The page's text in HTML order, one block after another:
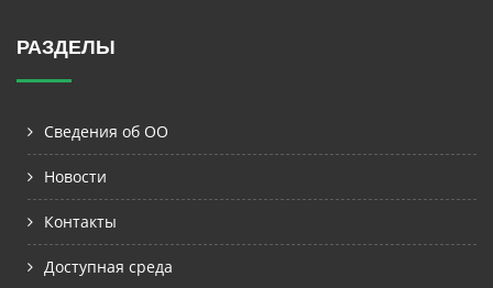
РАЗДЕЛЫ
Сведения об ОО
Новости
Контакты
Доступная среда